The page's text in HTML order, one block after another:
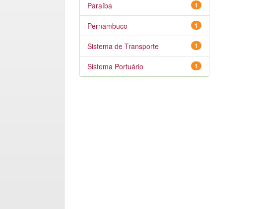
1
Paraíba
1
Pernambuco
1
Sistema de Transporte
1
Sistema Portuário